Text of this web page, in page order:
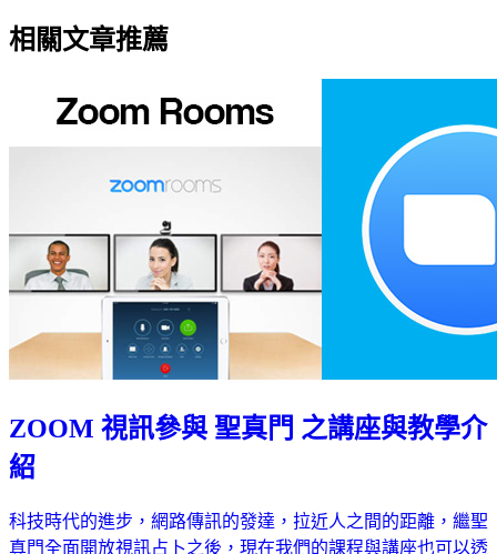
相關文章推薦
ZOOM 視訊參與 聖真門 之講座與教學介
紹
科技時代的進步，網路傳訊的發達，拉近人之間的距離，繼聖
真門全面開放視訊占卜之後，現在我們的課程與講座也可以透